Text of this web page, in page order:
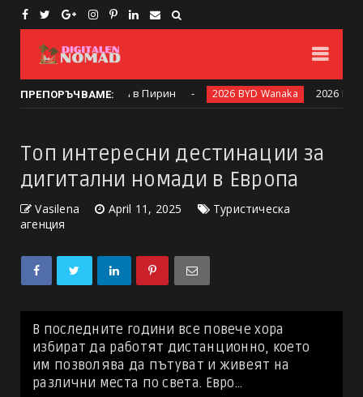
ПРЕПОРЪЧВАМЕ:
се събраха в Пирин 2026 BYD Wanaka 2026 BYD
Топ интересни дестинации за
дигитални номади в Европа
Vasilena April 11, 2025
Туристическа
агенция
В последните години все повече хора
избират да работят дистанционно, което
им позволява да пътуват и живеят на
различни места по света. Евро...